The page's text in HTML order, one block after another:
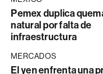
Pemex duplica
natural por falta de
infraestructura
MERCADOS
El yen enfrenta una